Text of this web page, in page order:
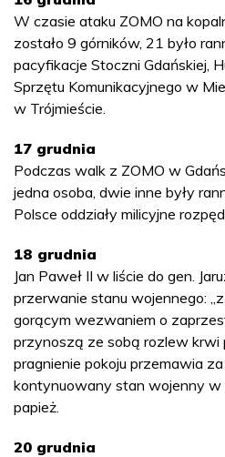
W czasie ataku ZOMO na
zostało 9 górników, 21 było
pacyfikacje Stoczni Gdańskiej,
Sprzętu Komunikacyjnego w
w Trójmieście.
17 grudnia
Podczas walk z ZOMO w
jedna osoba, dwie inne były
Polsce oddziały milicyjne
18 grudnia
Jan Paweł II w liście do gen.
przerwanie stanu wojennego:
gorącym wezwaniem o
przynoszą ze sobą rozlew krwi
pragnienie pokoju przemawia
kontynuowany stan wojenny w
papież.
20 grudnia